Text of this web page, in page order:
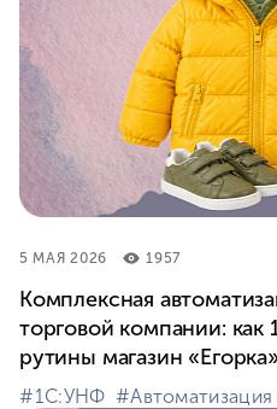
5 МАЯ 2026 1957
Комплексная
торговой компании:
рутины магазин «Егорка»
#⁣1С:УНФ #⁣Автоматизация